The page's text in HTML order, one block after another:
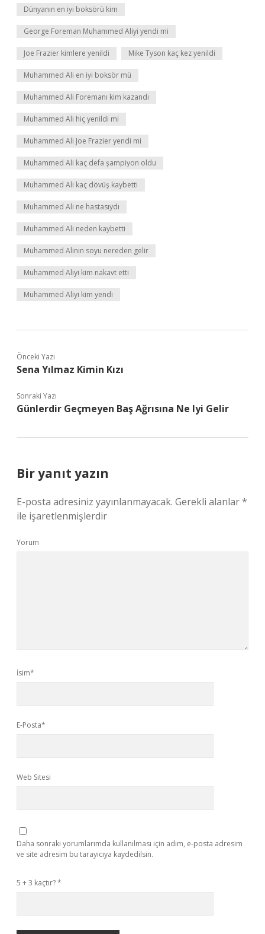
Dünyanın en iyi boksörü kim
George Foreman Muhammed Aliyi yendi mi
Joe Frazier kimlere yenildi Mike Tyson kaç kez yenildi
Muhammed Ali en iyi boksör mü
Muhammed Ali Foremanı kim kazandı
Muhammed Ali hiç yenildi mi
Muhammed Ali Joe Frazier yendi mi
Muhammed Ali kaç defa şampiyon oldu
Muhammed Ali kaç dövüş kaybetti
Muhammed Ali ne hastasıydı
Muhammed Ali neden kaybetti
Muhammed Alinin soyu nereden gelir
Muhammed Aliyi kim nakavt etti
Muhammed Aliyi kim yendi
Önceki Yazı
Sena Yılmaz Kimin Kızı
Sonraki Yazı
Günlerdir Geçmeyen Baş Ağrısına Ne Iyi Gelir
Bir yanıt yazın
E-posta adresiniz yayınlanmayacak. Gerekli alanlar*
ile işaretlenmişlerdir
Yorum
İsim*
E-Posta*
Web Sitesi
Daha sonraki yorumlarımda kullanılması için adım, e-posta adresim
ve site adresim bu tarayıcıya kaydedilsin.
5 + 3 kaçtır?*